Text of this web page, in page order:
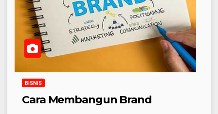
BISNIS
Cara Membangun Brand